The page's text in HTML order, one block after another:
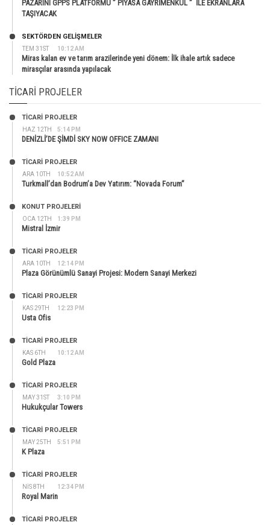
PAZARINI GPPS PLATFORMU ” PİYASA GAYRİMENKUL ” İLE EKRANLARA
TAŞIYACAK
TEM 31ST 10:12 AM
SEKTÖRDEN GELIŞMELER
Miras kalan ev ve tarım arazilerinde yeni dönem: İlk ihale artık sadece
mirasçılar arasında yapılacak
TICARI PROJELER
HAZ 12TH 5:14 PM
TİCARİ PROJELER
DENİZLİ’DE ŞİMDİ SKY NOW OFFICE ZAMANI
ARA 10TH 10:52 AM
TİCARİ PROJELER
Turkmall’dan Bodrum’a Dev Yatırım: “Novada Forum”
OCA 12TH 1:39 PM
KONUT PROJELERI
Mistral İzmir
ARA 10TH 12:14 PM
TİCARİ PROJELER
Plaza Görünümlü Sanayi Projesi: Modern Sanayi Merkezi
KAS 29TH 12:23 PM
TİCARİ PROJELER
Usta Ofis
KAS 6TH 10:12 AM
TİCARİ PROJELER
Gold Plaza
MAY 31ST 3:10 PM
TİCARİ PROJELER
Hukukçular Towers
MAY 25TH 5:51 PM
TİCARİ PROJELER
K Plaza
NIS 8TH 12:34 PM
TİCARİ PROJELER
Royal Marin
TİCARİ PROJELER